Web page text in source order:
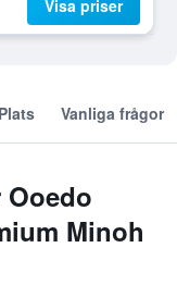
Visa priser
Plats Vanliga frågor
Minoh